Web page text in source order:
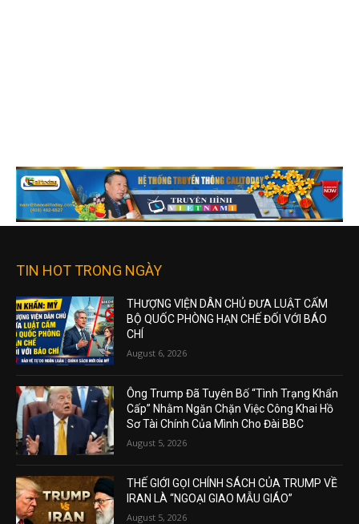
TIN HOT TRONG NGÀY
THƯỢNG VIỆN DÂN CHỦ ĐƯA LUẬT CẤM
BỘ QUỐC PHÒNG HẠN CHẾ ĐỐI VỚI BÁO
CHÍ
August 6, 2026
Ông Trump Đã Tuyên Bố “Tình Trạng Khẩn
Cấp” Nhằm Ngăn Chặn Việc Công Khai Hồ
Sơ Tài Chính Của Mình Cho Đài BBC
August 5, 2026
THẾ GIỚI GỌI CHÍNH SÁCH CỦA TRUMP VỀ
IRAN LÀ “NGOẠI GIAO MẪU GIÁO”
August 5, 2026